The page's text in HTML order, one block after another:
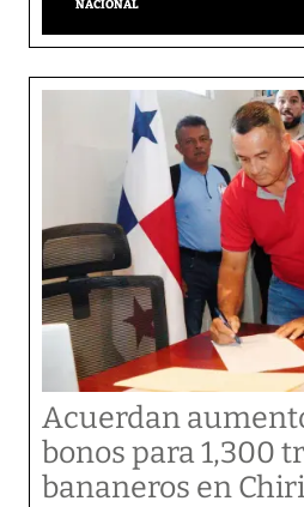
NACIONAL
Acuerdan
bonos para 1,300
bananeros en